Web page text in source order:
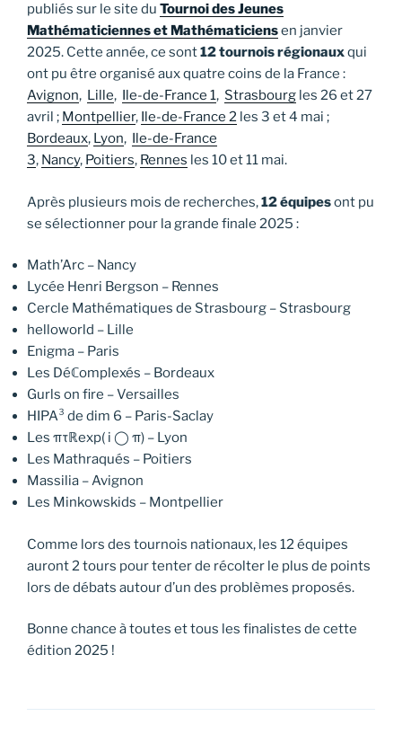
publiés sur le site du Tournoi des Jeunes
Mathématiciennes et Mathématiciensen janvier
2025. Cette année, ce sont12 tournois régionauxqui
ont pu être organisé aux quatre coins de la France :
Avignon, Lille, Ile-de-France 1, Strasbourg les 26 et 27
avril ; Montpellier, Ile-de-France 2 les 3 et 4 mai ;
Bordeaux, Lyon, Ile-de-France
3, Nancy, Poitiers, Rennes les 10 et 11 mai.
Après plusieurs mois de recherches,12 équipesont pu
se sélectionner pour la grande finale 2025 :
Math’Arc – Nancy
Lycée Henri Bergson – Rennes
Cercle Mathématiques de Strasbourg – Strasbourg
helloworld – Lille
Enigma – Paris
Les Déℂomplexés – Bordeaux
Gurls on fire – Versailles
HIPA³ de dim 6 – Paris-Saclay
Les πτℝexp( i ◯ π) – Lyon
Les Mathraqués – Poitiers
Massilia – Avignon
Les Minkowskids – Montpellier
Comme lors des tournois nationaux, les 12 équipes
auront 2 tours pour tenter de récolter le plus de points
lors de débats autour d’un des problèmes proposés.
Bonne chance à toutes et tous les finalistes de cette
édition 2025 !